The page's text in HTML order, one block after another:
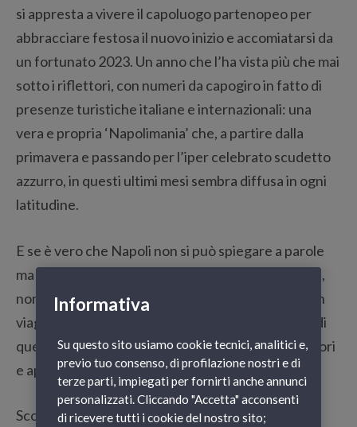
si appresta a vivere il capoluogo partenopeo per
abbracciare festosa il nuovo inizio e accomiatarsi da
un fortunato 2023. Un anno che l’ha vista più che mai
sotto i riflettori, con numeri da capogiro in fatto di
presenze turistiche italiane e internazionali: una
vera e propria ‘Napolimania’ che, a partire dalla
primavera e passando per l’iper celebrato scudetto
azzurro, in questi ultimi mesi sembra diffusa in ogni
latitudine.
E se è vero che Napoli non si può spiegare a parole
ma per afferrarne l’anima bisogna solo conoscerla,
non ci resta che cavalcare il
e organizzare un
viaggio di fine d’anno alla scoperta (o riscoperta) di
questa città aperta e solare, per viverne i mille colori
e apprezzare le sue tante sfumature.
Scopriamo quindi insiemecosa fare per il
Informativa
Su questo sito usiamo cookie tecnici, analitici e,
previo tuo consenso, di profilazione nostri e di
terze parti, impiegati per fornirti anche annunci
personalizzati. Cliccando "Accetta" acconsenti
di ricevere tutti i cookie del nostro sito;